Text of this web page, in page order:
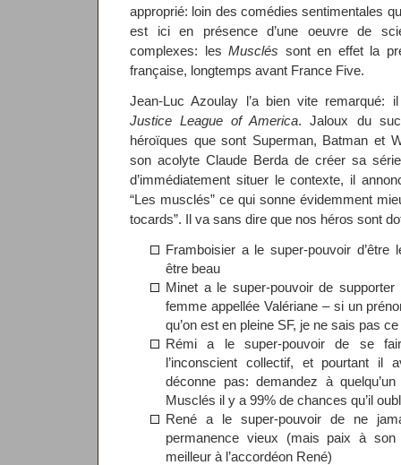
approprié: loin des comédies sentimentales
est ici en présence d’une oeuvre de
complexes: les Musclés sont en effet la
française, longtemps avant France Five.
Jean-Luc Azoulay l’a bien vite remarqué:
Justice League of America. Jaloux du
héroïques que sont Superman, Batman et
son acolyte Claude Berda de créer sa
d’immédiatement situer le contexte, il
“Les musclés” ce qui sonne évidemment
tocards”. Il va sans dire que nos héros sont
Framboisier a le super-pouvoir
être beau
Minet a le super-pouvoir de supporter
femme appellée Valériane – si un
qu’on est en pleine SF, je ne sais pas ce
Rémi a le super-pouvoir de se
l’inconscient collectif, et pourtant il
déconne pas: demandez à
Musclés il y a 99% de chances qu’il
René a le super-pouvoir de ne
permanence vieux (mais paix à
meilleur à l’accordéon René)